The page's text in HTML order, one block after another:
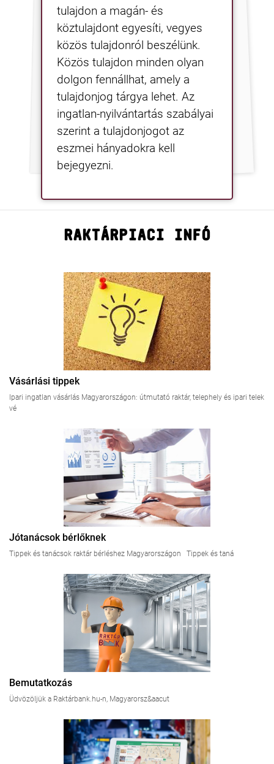
tulajdon a magán- és
köztulajdont egyesíti, vegyes
közös tulajdonról beszélünk.
Közös tulajdon minden olyan
dolgon fennállhat, amely a
tulajdonjog tárgya lehet. Az
ingatlan-nyilvántartás szabályai
szerint a tulajdonjogot az
eszmei hányadokra kell
bejegyezni.
RAKTÁRPIACI INFÓ
Vásárlási tippek
Ipari ingatlan vásárlás Magyarországon: útmutató raktár, telephely és ipari telek
vé
Jótanácsok bérlőknek
Tippek és tanácsok raktár bérléshez Magyarországon Tippek és taná
Bemutatkozás
Üdvözöljük a Raktárbank.hu-n, Magyarorsz&aacut